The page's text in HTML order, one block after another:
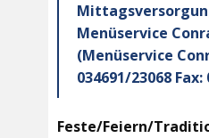
Menüservice
(Menüservice
034691/23068
Feste/Feiern/